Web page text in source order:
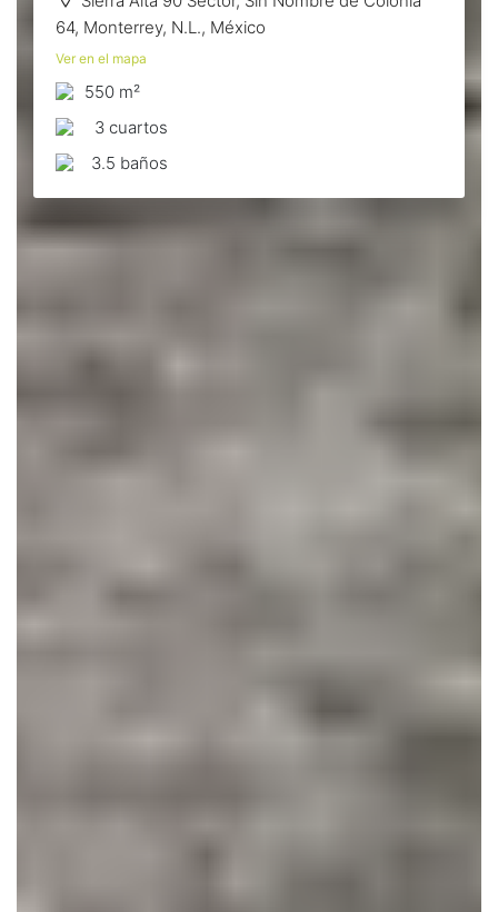
64, Monterrey, N.L., México
Ver en el mapa
550 m²
3 сuartos
3.5 baños